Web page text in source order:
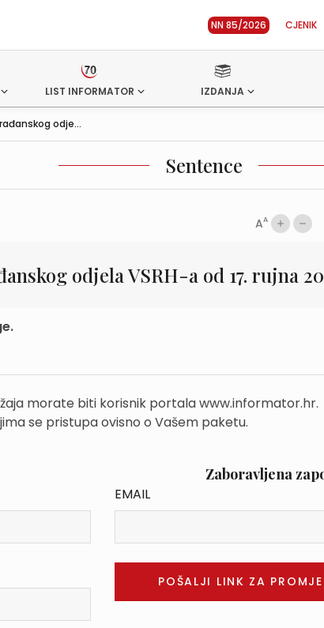
NN 85/2026 CJENIK
LIST INFORMATOR IZDANJA
odje...
Sentence
AA
odjela VSRH-a od 17. rujna
morate biti korisnik portala www.informator.hr.
se pristupa ovisno o Vašem paketu.
Zaboravljena
EMAIL